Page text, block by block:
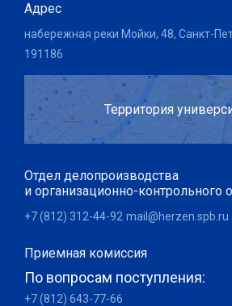
Адрес
набережная реки Мойки, 48, Санкт-
191186
Территория
Отдел делопроизводства
и организационно-контрольного
+7 (812) 312-44-92 mail@herzen.spb.ru
Приемная комиссия
По вопросам поступления:
+7 (812) 643-77-66